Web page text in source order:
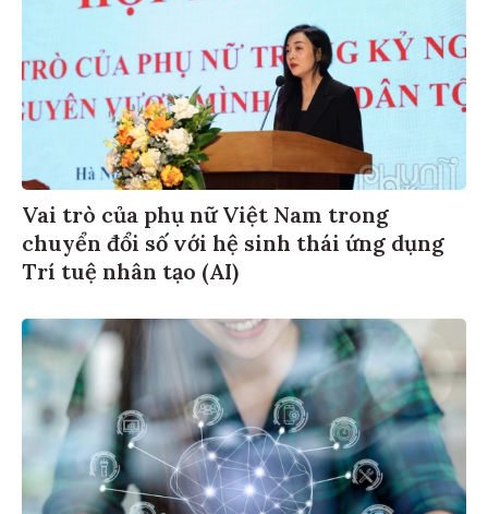
Vai trò của phụ nữ Việt Nam trong
chuyển đổi số với hệ sinh thái ứng dụng
Trí tuệ nhân tạo (AI)